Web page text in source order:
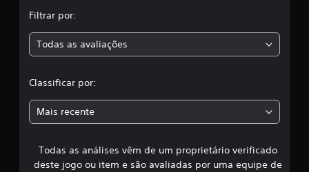
a
c
a
s
s
Filtrar por:
Todas as avaliações
Classificar por:
Mais recente
Todas as análises vêm de um proprietário verificado
deste jogo ou item e são avaliadas por uma equipe de